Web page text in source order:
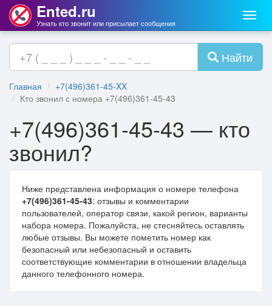
Меню
Ented.ru
Узнать кто звонит или присылает сообщения
Найти
Главная
+7(496)361-45-XX
Кто звонил с номера +7(496)361-45-43
+7(496)361-45-43 — кто
звонил?
Ниже представлена информация о номере телефона
+7(496)361-45-43: отзывы и комментарии
пользователей, оператор связи, какой регион, варианты
набора номера. Пожалуйста, не стесняйтесь оставлять
любые отзывы. Вы можете пометить номер как
безопасный или небезопасный и оставить
соответствующие комментарии в отношении владельца
данного телефонного номера.